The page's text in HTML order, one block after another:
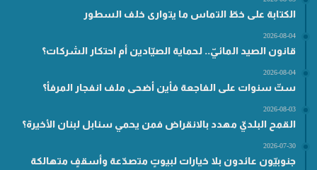
الكتابة على خطّ التماس ما يتوارى خلف السطور
2026-08-04
قانون الصيد المائيّ.. لحماية الصيّادين أم احتكار الشركات؟
2026-08-04
ستّ سنوات على الفاجعة فأين أضحى ملف انفجار المرفأ؟
2026-08-03
القمح البلديّ مهدد بالانقراض فمن يحمي سنابل لبنان الأخيرة؟
2026-07-30
جنوبيّون عائدون بلا خيارات لبيوتٍ متصدّعة وأسقفٍ متهالكة